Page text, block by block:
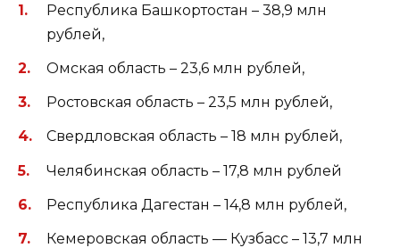
Республика Башкортостан – 38,9 млн
рублей,
Омская область – 23,6 млн рублей,
Ростовская область – 23,5 млн рублей,
Свердловская область – 18 млн рублей,
Челябинская область – 17,8 млн рублей
Республика Дагестан – 14,8 млн рублей,
Кемеровская область — Кузбасс – 13,7 млн